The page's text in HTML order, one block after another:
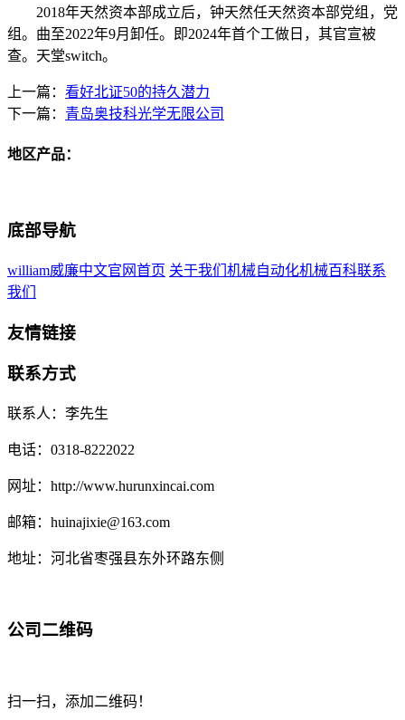
2018年天然资本部成立后，钟天然任天然资本部党组，党
组。曲至2022年9月卸任。即2024年首个工做日，其官宣被
查。天堂switch。
上一篇： 看好北证50的持久潜力
下一篇： 青岛奥技科光学无限公司
地区产品：
底部导航
william威廉中文官网首页 关于我们 机械自动化机械百科联系
我们
友情链接
联系方式
联系人：李先生
电话：0318-8222022
网址：http://www.hurunxincai.com
邮箱：huinajixie@163.com
地址：河北省枣强县东外环路东侧
公司二维码
扫一扫，添加二维码！